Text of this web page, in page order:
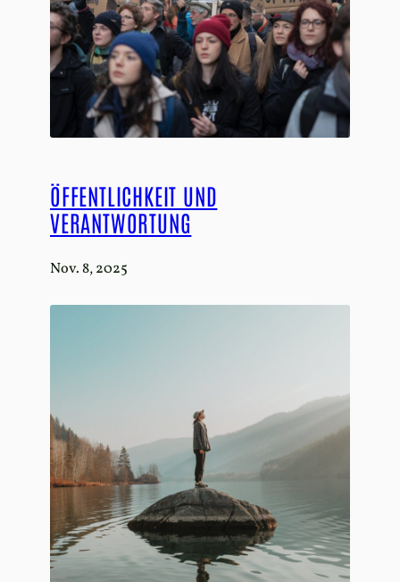
ÖFFENTLICHKEIT UND
VERANTWORTUNG
Nov. 8, 2025